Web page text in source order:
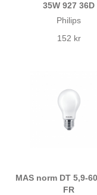
35W 927 36D
Philips
152 kr
MAS norm DT 5,9-
FR